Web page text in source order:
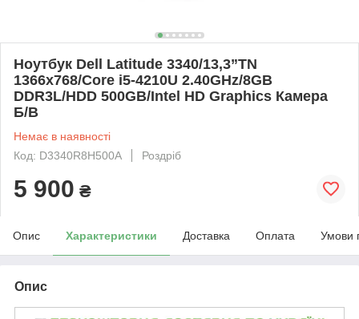
Ноутбук Dell Latitude 3340/13,3”TN
1366x768/Core i5-4210U 2.40GHz/8GB
DDR3L/HDD 500GB/Intel HD Graphics Камера
Б/В
Немає в наявності
Код: D3340R8H500A
Роздріб
5 900 ₴
Опис Характеристики Доставка Оплата Умови
Опис